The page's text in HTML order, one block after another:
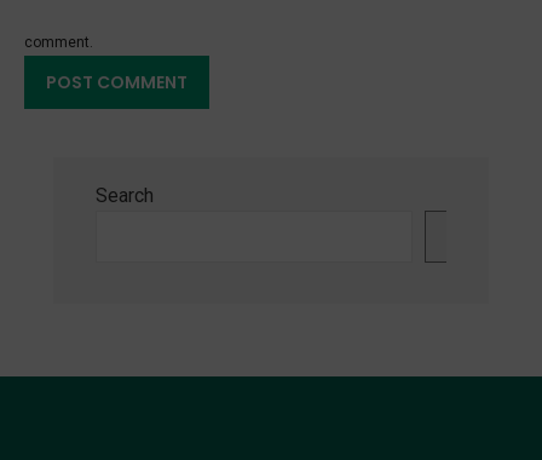
comment.
Search